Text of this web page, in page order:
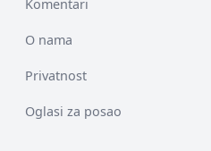
Komentari
O nama
Privatnost
Oglasi za posao